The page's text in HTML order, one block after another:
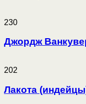
230
Джордж
202
Лакота